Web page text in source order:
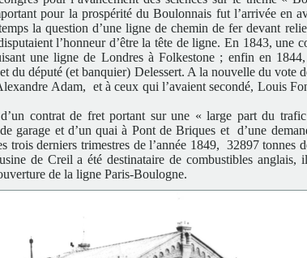
pour la prospérité du Boulonnais fut l’arrivée en
la question d’une ligne de chemin de fer devant
l’honneur d’être la tête de ligne. En 1843, une
une ligne de Londres à Folkestone ; enfin en
du député (et banquier) Delessert. A la nouvelle du vote
Adam, et à ceux qui l’avaient secondé, Louis
contrat de fret portant sur une « large part du
garage et d’un quai à Pont de Briques et d’une
derniers trimestres de l’année 1849, 32897 tonnes
de Creil a été destinataire de combustibles anglais,
de la ligne Paris-Boulogne.